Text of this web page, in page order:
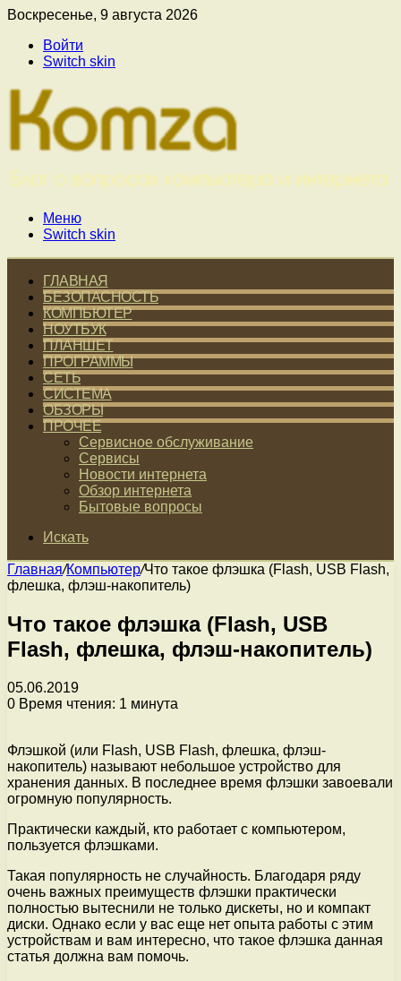
Воскресенье, 9 августа 2026
Войти
Switch skin
Меню
Switch skin
ГЛАВНАЯ
БЕЗОПАСНОСТЬ
КОМПЬЮТЕР
НОУТБУК
ПЛАНШЕТ
ПРОГРАММЫ
СЕТЬ
СИСТЕМА
ОБЗОРЫ
ПРОЧЕЕ
Сервисное обслуживание
Сервисы
Новости интернета
Обзор интернета
Бытовые вопросы
Искать
Главная/Компьютер/Что такое флэшка (Flash, USB Flash,
флешка, флэш-накопитель)
Что такое флэшка (Flash, USB
Flash, флешка, флэш-накопитель)
05.06.2019
0 Время чтения: 1 минута
Флэшкой (или Flash, USB Flash, флешка, флэш-
накопитель) называют небольшое устройство для
хранения данных. В последнее время флэшки завоевали
огромную популярность.
Практически каждый, кто работает с компьютером,
пользуется флэшками.
Такая популярность не случайность. Благодаря ряду
очень важных преимуществ флэшки практически
полностью вытеснили не только дискеты, но и компакт
диски. Однако если у вас еще нет опыта работы с этим
устройствам и вам интересно, что такое флэшка данная
статья должна вам помочь.